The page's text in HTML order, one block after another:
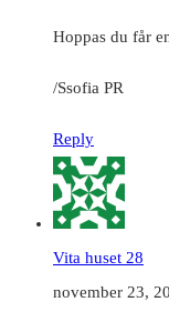
Hoppas du får
/Ssofia PR
Reply
Vita huset 28
november 23,